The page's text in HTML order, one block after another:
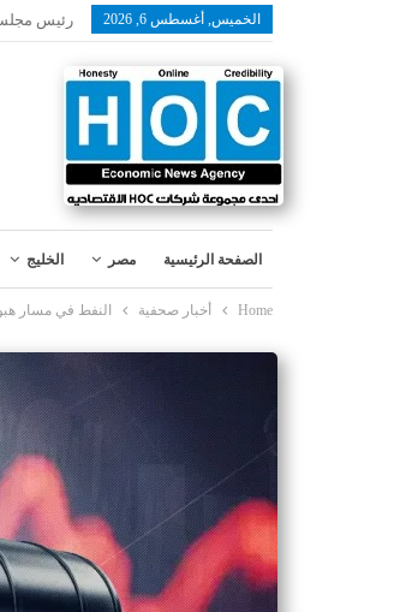
الخميس, أغسطس 6, 2026 رئيس
الصفحة الرئيسية مصر الخليج
Home أخبار صحفية النفط في مسار